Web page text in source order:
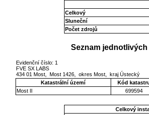
Celkový
Sluneční
Počet zdrojů
Seznam
Evidenční číslo: 1
FVE SX LABS
434 01 Most, Most 1426, okres Most, kraj Ústecký
Katastrální území
Kód
Most II
699594
Celkový